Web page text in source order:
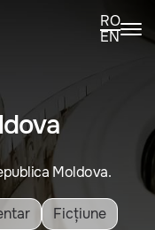
RO
EN
Moldova.
Ficțiune